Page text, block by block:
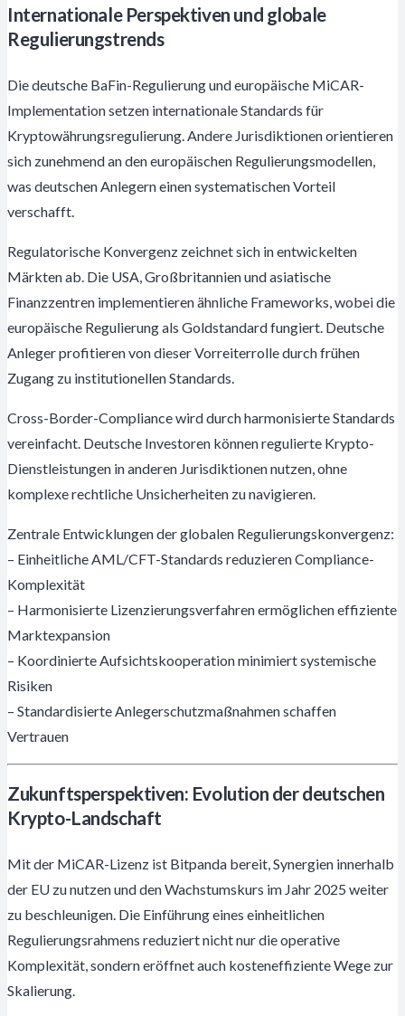
Internationale Perspektiven und globale
Regulierungstrends
Die deutsche BaFin-Regulierung und europäische MiCAR-
Implementation setzen internationale Standards für
Kryptowährungsregulierung. Andere Jurisdiktionen orientieren
sich zunehmend an den europäischen Regulierungsmodellen,
was deutschen Anlegern einen systematischen Vorteil
verschafft.
Regulatorische Konvergenz zeichnet sich in entwickelten
Märkten ab. Die USA, Großbritannien und asiatische
Finanzzentren implementieren ähnliche Frameworks, wobei die
europäische Regulierung als Goldstandard fungiert. Deutsche
Anleger profitieren von dieser Vorreiterrolle durch frühen
Zugang zu institutionellen Standards.
Cross-Border-Compliance wird durch harmonisierte Standards
vereinfacht. Deutsche Investoren können regulierte Krypto-
Dienstleistungen in anderen Jurisdiktionen nutzen, ohne
komplexe rechtliche Unsicherheiten zu navigieren.
Zentrale Entwicklungen der globalen Regulierungskonvergenz:
– Einheitliche AML/CFT-Standards reduzieren Compliance-
Komplexität
– Harmonisierte Lizenzierungsverfahren ermöglichen effiziente
Marktexpansion
– Koordinierte Aufsichtskooperation minimiert systemische
Risiken
– Standardisierte Anlegerschutzmaßnahmen schaffen
Vertrauen
Zukunftsperspektiven: Evolution der deutschen
Krypto-Landschaft
Mit der MiCAR-Lizenz ist Bitpanda bereit, Synergien innerhalb
der EU zu nutzen und den Wachstumskurs im Jahr 2025 weiter
zu beschleunigen. Die Einführung eines einheitlichen
Regulierungsrahmens reduziert nicht nur die operative
Komplexität, sondern eröffnet auch kosteneffiziente Wege zur
Skalierung.